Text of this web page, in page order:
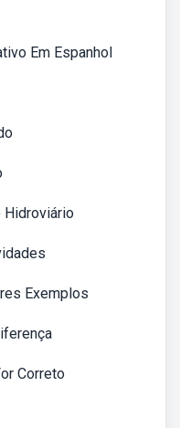
Em Espanhol
Hidroviário
Exemplos
Correto